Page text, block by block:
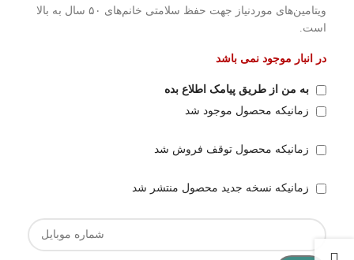
ویتامین‌های موردنیاز جهت حفظ سلامتی خانم‌های ۵۰ سال به بالا
است.
در انبار موجود نمی باشد
به من از طریق پیامک اطلاع بده
زمانیکه محصول موجود شد
زمانیکه محصول توقف فروش شد
زمانیکه نسخه جدید محصول منتشر شد